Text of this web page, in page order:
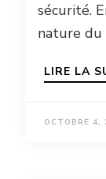
sécurité.
nature du
LIRE LA
OCTOBRE 4,